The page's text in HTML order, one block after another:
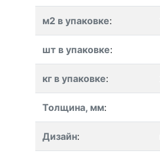
м2 в упаковке:
шт в упаковке:
кг в упаковке:
Толщина, мм:
Дизайн: